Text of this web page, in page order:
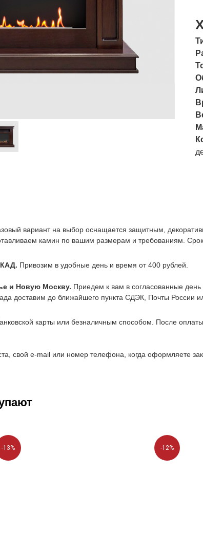
вариант на выбор оснащается защитным,
камин по вашим размерам и требованиям.
Привозим в удобные день и время от 400 рублей.
и Новую Москву. Приедем к вам в согласованные
доставим до ближайшего пункта СДЭК, Почты России
карты или безналичным способом. После
свой e-mail или номер телефона, когда оформляете
-13% -12%